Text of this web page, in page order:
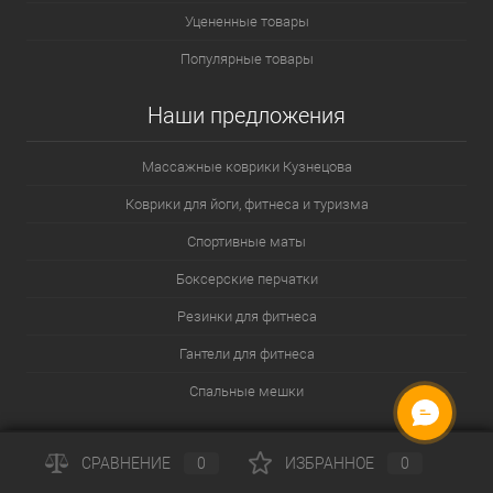
переворачивания еды на сковороде. Упрощает
эффективно размягчает мясные волокна. Изготавливают
разделать рыбу, хлеб, птицу, овощи и прочие продукты.
Суповой черпак укомплектован длинной ручкой и
полусферической емкостью. Благодаря изделию можно с
При просеивании муки она насыщается кислородом и
Скалка поможет тонко раскатать тесто для коржей на
Уцененные товары
Популярные товары
Наши предложения
Массажные коврики Кузнецова
Коврики для йоги, фитнеса и туризма
Спортивные маты
Боксерские перчатки
Резинки для фитнеса
Гантели для фитнеса
Спальные мешки
Помощь и сервисы
СРАВНЕНИЕ 0 ИЗБРАННОЕ 0
ОНЛАЙН ЧАТ